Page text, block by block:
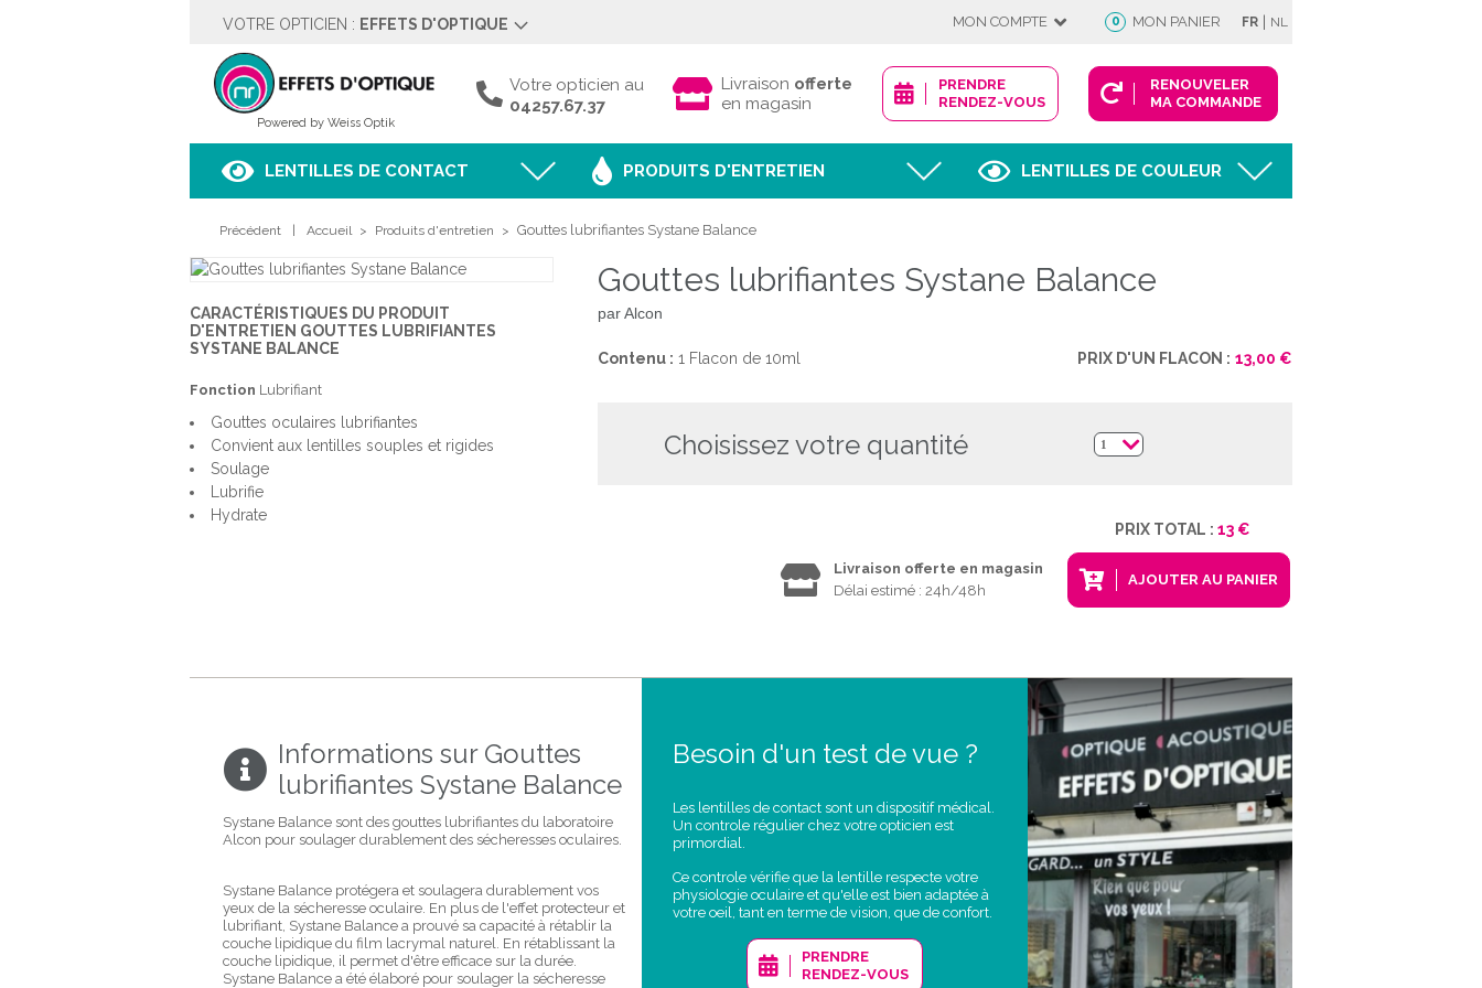
VOTRE OPTICIEN : EFFETS D'OPTIQUE
Rue des Moulins 5
04257.67.37
Voir sur le plan
HORAIRES
Lundi
Fermé
Mercredi
9h00 à 18h00
Vendredi
9h00 à 18h00
Samedi
9h00 à 18h00
Dimanche
Fermé
PRENDRE RENDEZ-VOUS
MON COMPTE
Déjà client ?
Afficher
Mot de passe oublié
JE M'IDENTIFIE
CRÉER MON COMPTE
0 MON PANIER FR | NL
Powered by Weiss Optik
Votre opticien au
04257.67.37
Livraison offerte
en magasin
PRENDRE
RENDEZ-VOUS
RENOUVELER
MA COMMANDE
LENTILLES DE CONTACT PRODUITS D'ENTRETIEN LENTILLES DE COULEUR
Précédent Accueil > Produits d'entretien > Gouttes lubrifiantes Systane Balance
Gouttes lubrifiantes Systane Balance
par Alcon
Contenu : 1 Flacon de 10ml PRIX D'UN FLACON : 13,00 €
choisissez votre quantité 1
PRIX TOTAL : 13 €
AJOUTER AU PANIER
Livraison offerte en magasin
Délai estimé : 24h/48h
CARACTÉRISTIQUES DU PRODUIT
D'ENTRETIEN GOUTTES LUBRIFIANTES
SYSTANE BALANCE
Fonction Lubrifiant
Gouttes oculaires lubrifiantes
Convient aux lentilles souples et rigides
Soulage
Lubrifie
Hydrate
Informations sur Gouttes
lubrifiantes Systane Balance
Systane Balance sont des gouttes lubrifiantes du laboratoire
Alcon pour soulager durablement des sécheresses oculaires.
Systane Balance protégera et soulagera durablement vos
yeux de la sécheresse oculaire. En plus de l'effet protecteur et
lubrifiant, Systane Balance a prouvé sa capacité à rétablir la
couche lipidique du film lacrymal naturel. En rétablissant la
couche lipidique, il permet d'être efficace sur la durée.
Systane Balance a été élaboré pour soulager la sécheresse
Besoin d'un test de vue ?
Les lentilles de contact sont un dispositif médical.
Un controle régulier chez votre opticien est
primordial.
Ce controle vérifie que la lentille respecte votre
physiologie oculaire et qu'elle est bien adaptée à
votre oeil, tant en terme de vision, que de confort.
PRENDRE
RENDEZ-VOUS